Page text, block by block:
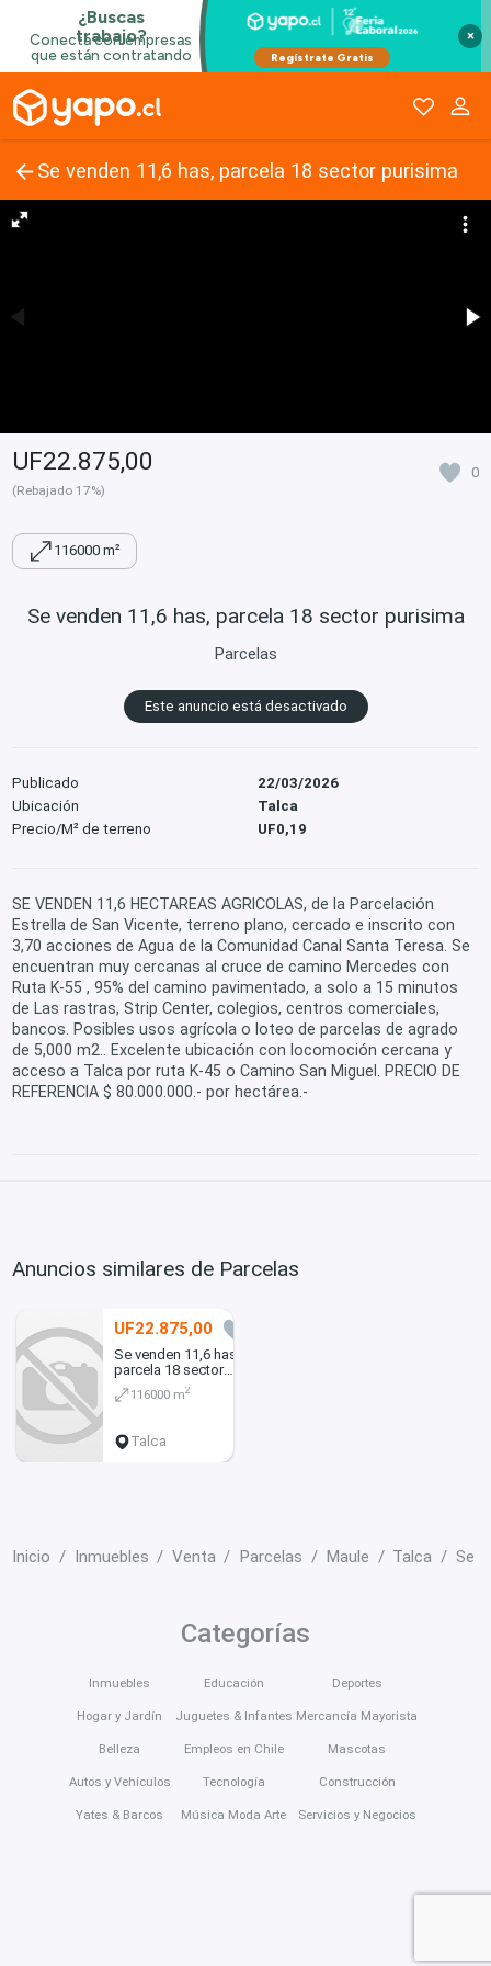
×
Se venden 11,6 has, parcela 18 sector purisima
UF22.875,00
(Rebajado 17%)
0
116000 m²
Se venden 11,6 has, parcela 18 sector purisima
Parcelas
Este anuncio está desactivado
Publicado
22/03/2026
Ubicación
Talca
Precio/M² de terreno
UF0,19
SE VENDEN 11,6 HECTAREAS AGRICOLAS, de la Parcelación
Estrella de San Vicente, terreno plano, cercado e inscrito con
3,70 acciones de Agua de la Comunidad Canal Santa Teresa. Se
encuentran muy cercanas al cruce de camino Mercedes con
Ruta K-55 , 95% del camino pavimentado, a solo a 15 minutos
de Las rastras, Strip Center, colegios, centros comerciales,
bancos. Posibles usos agrícola o loteo de parcelas de agrado
de 5,000 m2.. Excelente ubicación con locomoción cercana y
acceso a Talca por ruta K-45 o Camino San Miguel. PRECIO DE
REFERENCIA $ 80.000.000.- por hectárea.-
Anuncios similares de Parcelas
UF22.875,00
Se venden 11,6 has,
parcela 18 sector
purisima
116000 m2
Talca
Inicio Inmuebles Venta Parcelas Maule Talca Se
Categorías
Inmuebles
Hogar y Jardín
Belleza
Autos y Vehículos
Yates & Barcos
Educación
Juguetes & Infantes
Empleos en Chile
Tecnología
Música Moda Arte
Deportes
Mercancía Mayorista
Mascotas
Construcción
Servicios y Negocios